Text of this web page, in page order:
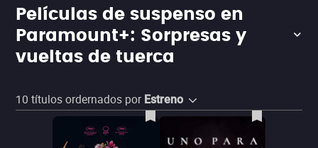
Películas de suspenso en
Paramount+: Sorpresas y
vueltas de tuerca
10 títulos ordernados por Estreno